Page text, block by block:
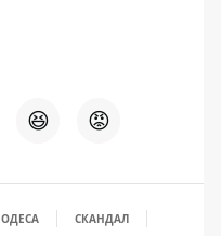
😆 😡
ОДЕСА
СКАНДАЛ